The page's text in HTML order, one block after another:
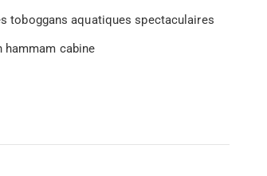
toboggans aquatiques spectaculaires
hammam cabine